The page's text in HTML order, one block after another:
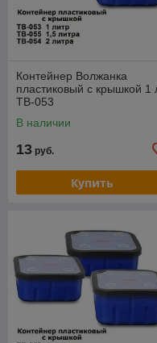
Контейнер Волжанка
пластиковый с крышкой 1
TB-053
В наличии
13 руб.
Купить